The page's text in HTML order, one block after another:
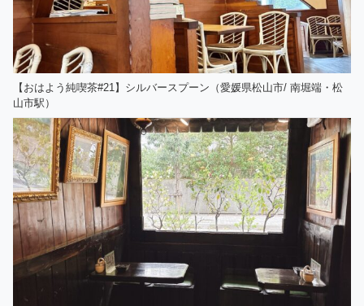
【おはよう純喫茶#21】シルバースプーン（愛媛県松山市/ 南堀端・松
山市駅）